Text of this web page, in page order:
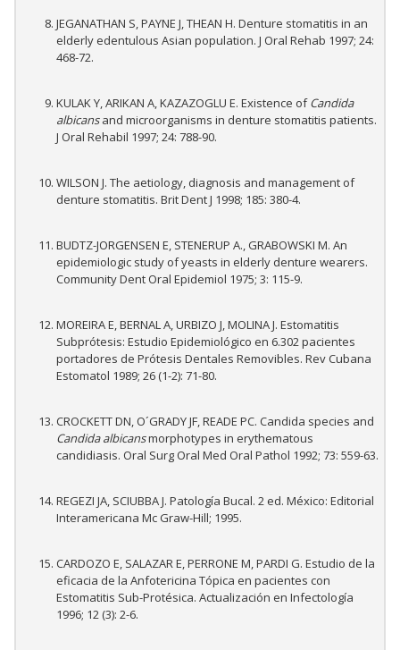
JEGANATHAN S, PAYNE J, THEAN H. Denture stomatitis in an
elderly edentulous Asian population. J Oral Rehab 1997; 24:
468-72.
KULAK Y, ARIKAN A, KAZAZOGLU E. Existence ofCandida
albicansand microorganisms in denture stomatitis patients.
J Oral Rehabil 1997; 24: 788-90.
WILSON J. The aetiology, diagnosis and management of
denture stomatitis. Brit Dent J 1998; 185: 380-4.
BUDTZ-JORGENSEN E, STENERUP A., GRABOWSKI M. An
epidemiologic study of yeasts in elderly denture wearers.
Community Dent Oral Epidemiol 1975; 3: 115-9.
MOREIRA E, BERNAL A, URBIZO J, MOLINA J. Estomatitis
Subprótesis: Estudio Epidemiológico en 6.302 pacientes
portadores de Prótesis Dentales Removibles. Rev Cubana
Estomatol 1989; 26 (1-2): 71-80.
CROCKETT DN, O´GRADY JF, READE PC. Candida species and
Candida albicansmorphotypes in erythematous
candidiasis. Oral Surg Oral Med Oral Pathol 1992; 73: 559-63.
REGEZI JA, SCIUBBA J. Patología Bucal. 2 ed. México: Editorial
Interamericana Mc Graw-Hill; 1995.
CARDOZO E, SALAZAR E, PERRONE M, PARDI G. Estudio de la
eficacia de la Anfotericina Tópica en pacientes con
Estomatitis Sub-Protésica. Actualización en Infectología
1996; 12 (3): 2-6.